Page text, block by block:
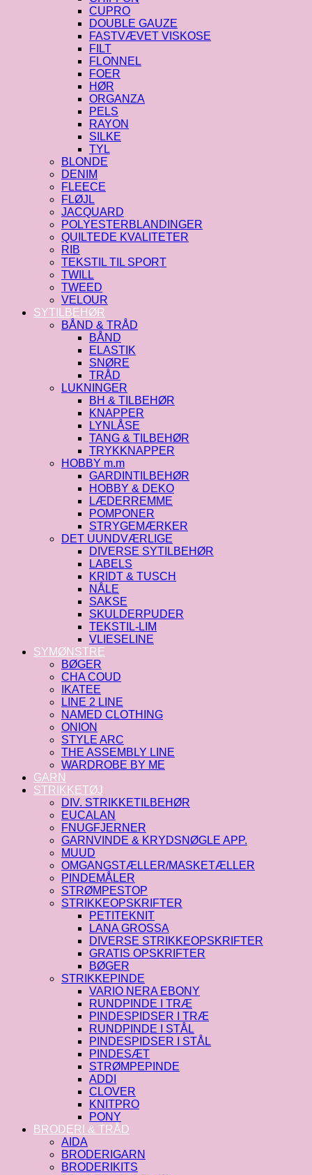
CUPRO
DOUBLE GAUZE
FASTVÆVET VISKOSE
FILT
FLONNEL
FOER
HØR
ORGANZA
PELS
RAYON
SILKE
TYL
BLONDE
DENIM
FLEECE
FLØJL
JACQUARD
POLYESTERBLANDINGER
QUILTEDE KVALITETER
RIB
TEKSTIL TIL SPORT
TWILL
TWEED
VELOUR
SYTILBEHØR
BÅND & TRÅD
BÅND
ELASTIK
SNØRE
TRÅD
LUKNINGER
BH & TILBEHØR
KNAPPER
LYNLÅSE
TANG & TILBEHØR
TRYKKNAPPER
HOBBY m.m
GARDINTILBEHØR
HOBBY & DEKO
LÆDERREMME
POMPONER
STRYGEMÆRKER
DET UUNDVÆRLIGE
DIVERSE SYTILBEHØR
LABELS
KRIDT & TUSCH
NÅLE
SAKSE
SKULDERPUDER
TEKSTIL-LIM
VLIESELINE
SYMØNSTRE
BØGER
CHA COUD
IKATEE
LINE 2 LINE
NAMED CLOTHING
ONION
STYLE ARC
THE ASSEMBLY LINE
WARDROBE BY ME
GARN
STRIKKETØJ
DIV. STRIKKETILBEHØR
EUCALAN
FNUGFJERNER
GARNVINDE & KRYDSNØGLE APP.
MUUD
OMGANGSTÆLLER/MASKETÆLLER
PINDEMÅLER
STRØMPESTOP
STRIKKEOPSKRIFTER
PETITEKNIT
LANA GROSSA
DIVERSE STRIKKEOPSKRIFTER
GRATIS OPSKRIFTER
BØGER
STRIKKEPINDE
VARIO NERA EBONY
RUNDPINDE I TRÆ
PINDESPIDSER I TRÆ
RUNDPINDE I STÅL
PINDESPIDSER I STÅL
PINDESÆT
STRØMPEPINDE
ADDI
CLOVER
KNITPRO
PONY
BRODERI & TRÅD
AIDA
BRODERIGARN
BRODERIKITS